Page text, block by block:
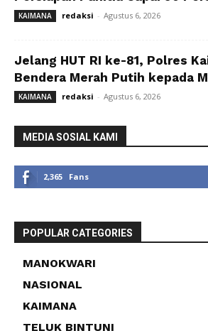
KAIMANA redaksi - Agustus 6, 2026
Jelang HUT RI ke-81, Polres
Bendera Merah Putih kepada
KAIMANA redaksi - Agustus 6, 2026
MEDIA SOSIAL KAMI
2,365 Fans
POPULAR CATEGORIES
MANOKWARI
NASIONAL
KAIMANA
TELUK BINTUNI